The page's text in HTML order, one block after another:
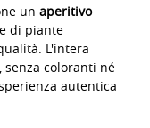
un aperitivo
di piante
L'intera
senza coloranti né
autentica